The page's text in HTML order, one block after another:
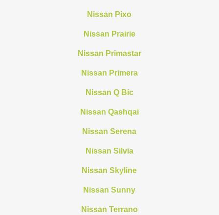
Nissan Pixo
Nissan Prairie
Nissan Primastar
Nissan Primera
Nissan Q Bic
Nissan Qashqai
Nissan Serena
Nissan Silvia
Nissan Skyline
Nissan Sunny
Nissan Terrano